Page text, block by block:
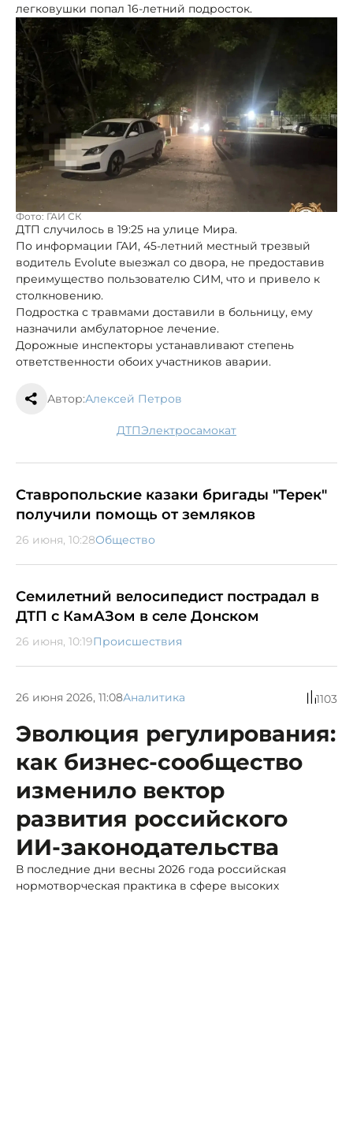
легковушки попал 16-летний подросток.
Фото: ГАИ СК
ДТП случилось в 19:25 на улице Мира.
По информации ГАИ, 45-летний местный трезвый
водитель Evolute выезжал со двора, не предоставив
преимущество пользователю СИМ, что и привело к
столкновению.
Подростка с травмами доставили в больницу, ему
назначили амбулаторное лечение.
Дорожные инспекторы устанавливают степень
ответственности обоих участников аварии.
Автор:Алексей Петров
ДТП электросамокат
Ставропольские казаки бригады "Терек"
получили помощь от земляков
26 июня, 10:28Общество
Семилетний велосипедист пострадал в
ДТП с КамАЗом в селе Донском
26 июня, 10:19Происшествия
26 июня 2026, 11:08Аналитика 1103
Эволюция регулирования:
как бизнес-сообщество
изменило вектор
развития российского
ИИ-законодательства
В последние дни весны 2026 года российская
нормотворческая практика в сфере высоких